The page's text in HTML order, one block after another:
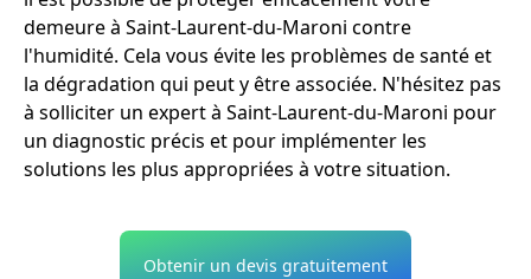
demeure à Saint-Laurent-du-Maroni contre
l'humidité. Cela vous évite les problèmes de santé et
la dégradation qui peut y être associée. N'hésitez pas
à solliciter un expert à Saint-Laurent-du-Maroni pour
un diagnostic précis et pour implémenter les
solutions les plus appropriées à votre situation.
Obtenir un devis gratuitement